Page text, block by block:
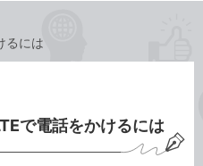
るには
で電話をかけるには